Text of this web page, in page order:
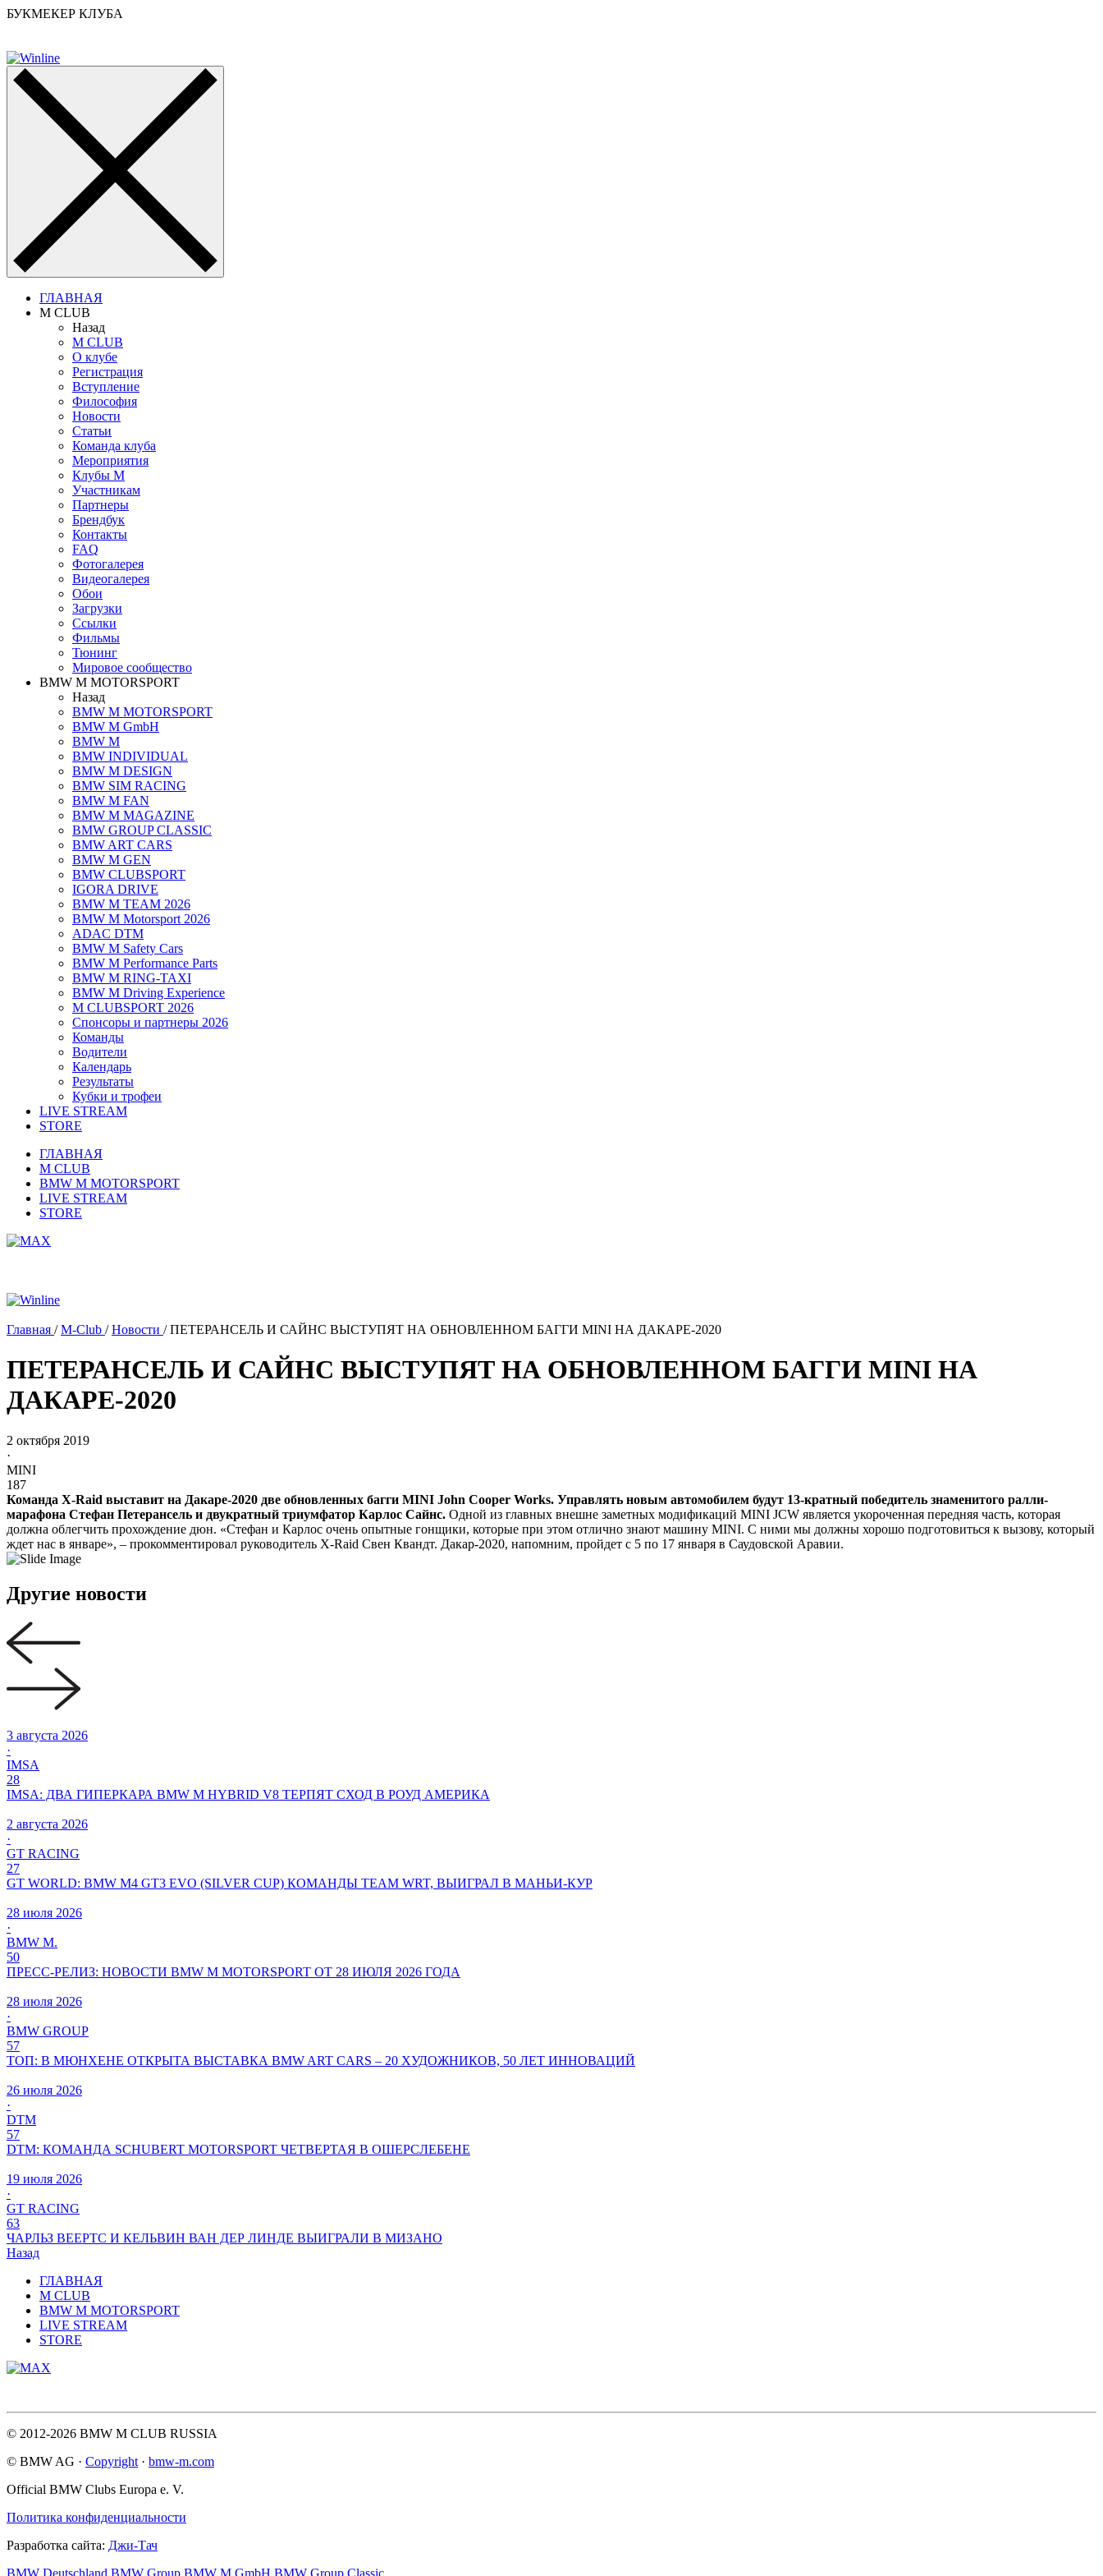
БУКМЕКЕР КЛУБА
ГЛАВНАЯ
M CLUB
Назад
M CLUB
О клубе
Регистрация
Вступление
Философия
Новости
Статьи
Команда клуба
Мероприятия
Клубы M
Участникам
Партнеры
Брендбук
Контакты
FAQ
Фотогалерея
Видеогалерея
Обои
Загрузки
Ссылки
Фильмы
Тюнинг
Мировое сообщество
BMW M MOTORSPORT
Назад
BMW M MOTORSPORT
BMW M GmbH
BMW M
BMW INDIVIDUAL
BMW M DESIGN
BMW SIM RACING
BMW M FAN
BMW M MAGAZINE
BMW GROUP CLASSIC
BMW ART CARS
BMW M GEN
BMW CLUBSPORT
IGORA DRIVE
BMW M TEAM 2026
BMW M Motorsport 2026
ADAC DTM
BMW M Safety Cars
BMW M Performance Parts
BMW M RING-TAXI
BMW M Driving Experience
M CLUBSPORT 2026
Спонсоры и партнеры 2026
Команды
Водители
Календарь
Результаты
Кубки и трофеи
LIVE STREAM
STORE
ГЛАВНАЯ
M CLUB
BMW M MOTORSPORT
LIVE STREAM
STORE
Главная /M-Club /Новости /ПЕТЕРАНСЕЛЬ И САЙНС ВЫСТУПЯТ НА ОБНОВЛЕННОМ БАГГИ MINI НА ДАКАРЕ-2020
ПЕТЕРАНСЕЛЬ И САЙНС ВЫСТУПЯТ НА ОБНОВЛЕННОМ БАГГИ MINI НА
ДАКАРЕ-2020
2 октября 2019
·
MINI
187
Команда X-Raid выставит на Дакаре-2020 две обновленных багги MINI John Cooper Works. Управлять новым автомобилем будут 13-кратный победитель знаменитого ралли-
марафона Стефан Петерансель и двукратный триумфатор Карлос Сайнс. Одной из главных внешне заметных модификаций MINI JCW является укороченная передняя часть, которая
должна облегчить прохождение дюн. «Стефан и Карлос очень опытные гонщики, которые при этом отлично знают машину MINI. С ними мы должны хорошо подготовиться к вызову, который
ждет нас в январе», – прокомментировал руководитель X-Raid Свен Квандт. Дакар-2020, напомним, пройдет с 5 по 17 января в Саудовской Аравии.
Другие новости
3 августа 2026
·
IMSA
28
IMSA: ДВА ГИПЕРКАРА BMW M HYBRID V8 ТЕРПЯТ СХОД В РОУД АМЕРИКА
2 августа 2026
·
GT RACING
27
GT WORLD: BMW M4 GT3 EVO (SILVER CUP) КОМАНДЫ TEAM WRT, ВЫИГРАЛ В МАНЬИ-КУР
28 июля 2026
·
BMW M.
50
ПРЕСС-РЕЛИЗ: НОВОСТИ BMW M MOTORSPORT ОТ 28 ИЮЛЯ 2026 ГОДА
28 июля 2026
·
BMW GROUP
57
ТОП: В МЮНХЕНЕ ОТКРЫТА ВЫСТАВКА BMW ART CARS – 20 ХУДОЖНИКОВ, 50 ЛЕТ ИННОВАЦИЙ
26 июля 2026
·
DTM
57
DTM: КОМАНДА SCHUBERT MOTORSPORT ЧЕТВЕРТАЯ В ОШЕРСЛЕБЕНЕ
19 июля 2026
·
GT RACING
63
ЧАРЛЬЗ ВЕЕРТС И КЕЛЬВИН ВАН ДЕР ЛИНДЕ ВЫИГРАЛИ В МИЗАНО
Назад
ГЛАВНАЯ
M CLUB
BMW M MOTORSPORT
LIVE STREAM
STORE
© 2012-2026 BMW M CLUB RUSSIA
© BMW AG · Copyright · bmw-m.com
Official BMW Clubs Europa e. V.
Политика конфиденциальности
Разработка сайта: Джи-Тач
BMW Deutschland BMW Group BMW M GmbH BMW Group Classic